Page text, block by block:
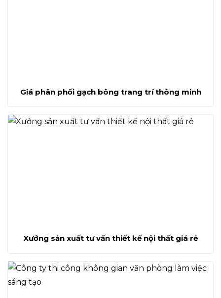
Giá phân phối gạch bông trang trí thông minh
Xưởng sản xuất tư vấn thiết kế nội thất giá rẻ